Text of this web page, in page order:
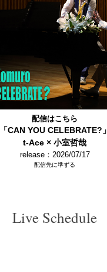
配信はこちら
「CAN YOU CELEBRATE?」
t-Ace × 小室哲哉
release：2026/07/17
配信先に準ずる
Live Schedule